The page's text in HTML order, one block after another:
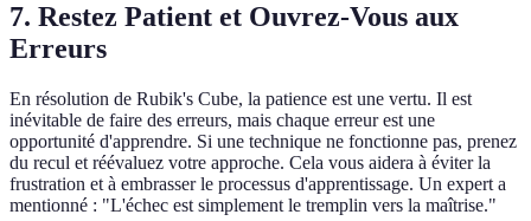
7. Restez Patient et Ouvrez-Vous aux
Erreurs
En résolution de Rubik's Cube, la patience est une vertu. Il est
inévitable de faire des erreurs, mais chaque erreur est une
opportunité d'apprendre. Si une technique ne fonctionne pas, prenez
du recul et réévaluez votre approche. Cela vous aidera à éviter la
frustration et à embrasser le processus d'apprentissage. Un expert a
mentionné : "L'échec est simplement le tremplin vers la maîtrise."